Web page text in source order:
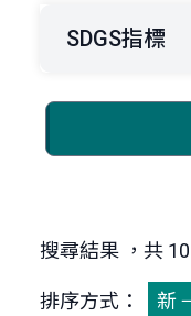
SDGS指標
搜尋結果 ，共
排序方式： 新